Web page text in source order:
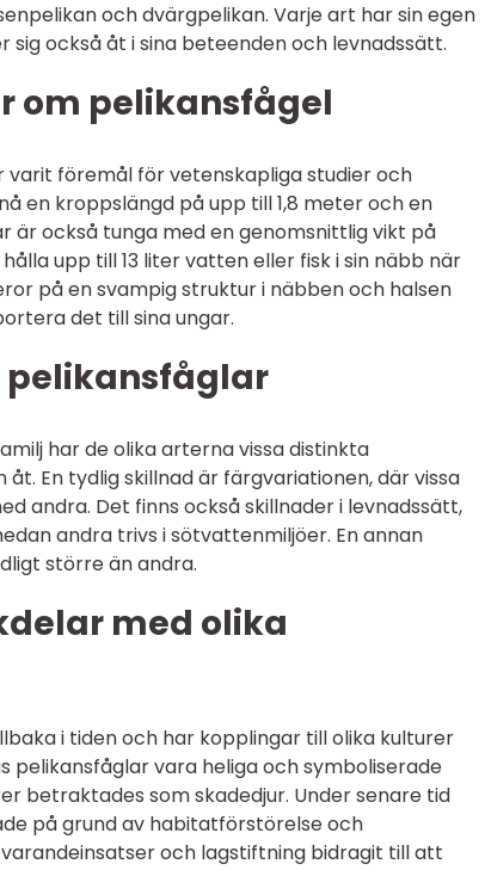
och dvärgpelikan. Varje art har sin egen
sig också åt i sina beteenden och levnadssätt.
om pelikansfågel
varit föremål för vetenskapliga studier och
en kroppslängd på upp till 1,8 meter och en
är också tunga med en genomsnittlig vikt på
upp till 13 liter vatten eller fisk i sin näbb när
på en svampig struktur i näbben och halsen
det till sina ungar.
pelikansfåglar
har de olika arterna vissa distinkta
En tydlig skillnad är färgvariationen, där vissa
andra. Det finns också skillnader i levnadssätt,
andra trivs i sötvattenmiljöer. En annan
större än andra.
med olika
i tiden och har kopplingar till olika kulturer
pelikansfåglar vara heliga och symboliserade
betraktades som skadedjur. Under senare tid
på grund av habitatförstörelse och
och lagstiftning bidragit till att